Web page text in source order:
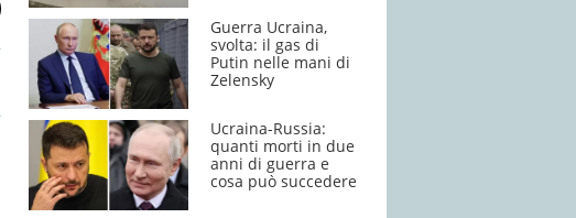
Guerra Ucraina,
svolta: il gas di
Putin nelle mani di
Zelensky
Ucraina-Russia:
quanti morti in due
anni di guerra e
cosa può succedere